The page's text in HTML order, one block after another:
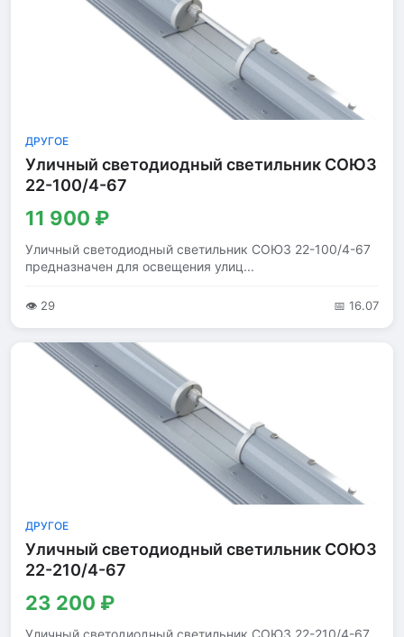
ДРУГОЕ
Уличный светодиодный светильник СОЮЗ
22-100/4-67
11 900 ₽
Уличный светодиодный светильник СОЮЗ 22-100/4-67
предназначен для освещения улиц...
👁 29 📅 16.07
ДРУГОЕ
Уличный светодиодный светильник СОЮЗ
22-210/4-67
23 200 ₽
Уличный светодиодный светильник СОЮЗ 22-210/4-67